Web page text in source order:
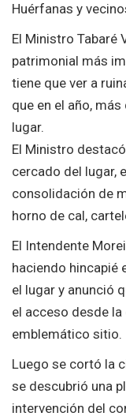
Huérfanas y
El Ministro Tabaré
patrimonial más
tiene que ver a
que en el año,
lugar.
El Ministro
cercado del lugar,
consolidación de
horno de cal,
El Intendente
haciendo hincapié
el lugar y anunció
el acceso desde
emblemático sitio.
Luego se cortó la
se descubrió una
intervención del